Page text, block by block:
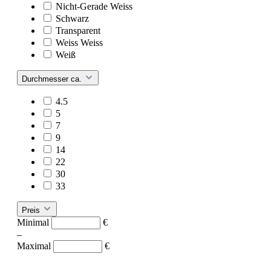
Nicht-Gerade Weiss
Schwarz
Transparent
Weiss Weiss
Weiß
Durchmesser ca.
4.5
5
7
9
14
22
30
33
Preis
Minimal
€
–
Maximal
€